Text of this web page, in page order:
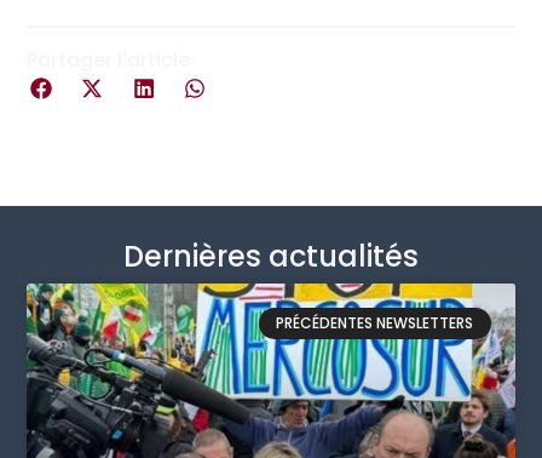
Dernières actualités
PRÉCÉDENTES NEWSLETTERS